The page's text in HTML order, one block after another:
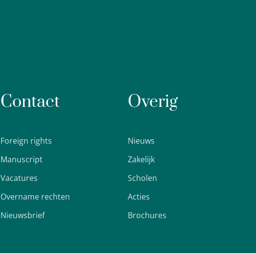
Contact
Foreign rights
Manuscript
Vacatures
Overname rechten
Nieuwsbrief
Overig
Nieuws
Zakelijk
Scholen
Acties
Brochures